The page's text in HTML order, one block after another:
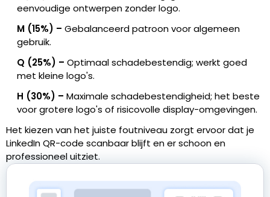
eenvoudige ontwerpen zonder logo.
M (15%) – Gebalanceerd patroon voor algemeen
gebruik.
Q (25%) – Optimaal schadebestendig; werkt goed
met kleine logo's.
H (30%) – Maximale schadebestendigheid; het beste
voor grotere logo's of risicovolle display-omgevingen.
Het kiezen van het juiste foutniveau zorgt ervoor dat je
LinkedIn QR-code scanbaar blijft en er schoon en
professioneel uitziet.